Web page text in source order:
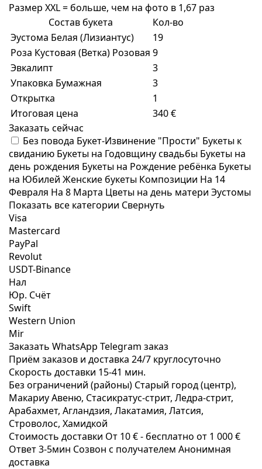
Размер XXL = больше, чем на фото в 1,67 раз
Состав букета
Кол-во
Эустома Белая (Лизиантус)
19
Роза Кустовая (Ветка) Розовая 9
Эвкалипт
3
Упаковка Бумажная
3
Открытка
1
Итоговая цена
340 €
Заказать сейчас
Без повода Букет-Извинение "Прости" Букеты к
свиданию Букеты на Годовщину свадьбы Букеты на
день рождения Букеты на Рождение ребёнка Букеты
на Юбилей Женские букеты Композиции На 14
Февраля На 8 Марта Цветы на день матери Эустомы
Показать все категории Свернуть
Visa
Mastercard
PayPal
Revolut
USDT-Binance
Нал
Юр. Счёт
Swift
Western Union
Mir
Заказать WhatsApp Telegram заказ
Приём заказов и доставка 24/7 круглосуточно
Скорость доставки 15-41 мин.
Без ограничений (районы) Старый город (центр),
Макариу Авеню, Стаcикратус-стрит, Ледра-стрит,
Арабахмет, Агландзия, Лакатамия, Латсия,
Строволос, Хамидкой
Стоимость доставки От 10 € - бесплатно от 1 000 €
Ответ 3-5мин Созвон с получателем Анонимная
доставка